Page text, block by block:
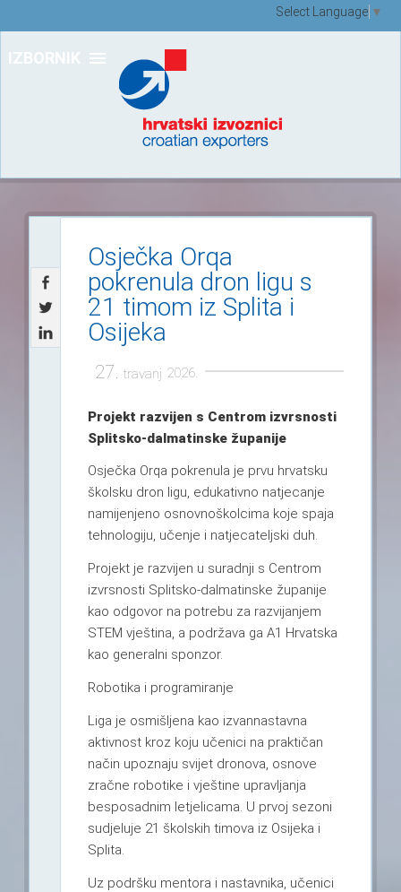
IZBORNIK
Select Language ▼
Osječka Orqa
pokrenula dron ligu s
21 timom iz Splita i
Osijeka
27. travanj 2026.
Projekt razvijen s Centrom izvrsnosti
Splitsko-dalmatinske županije
Osječka Orqa pokrenula je prvu hrvatsku
školsku dron ligu, edukativno natjecanje
namijenjeno osnovnoškolcima koje spaja
tehnologiju, učenje i natjecateljski duh.
Projekt je razvijen u suradnji s Centrom
izvrsnosti Splitsko-dalmatinske županije
kao odgovor na potrebu za razvijanjem
STEM vještina, a podržava ga A1 Hrvatska
kao generalni sponzor.
Robotika i programiranje
Liga je osmišljena kao izvannastavna
aktivnost kroz koju učenici na praktičan
način upoznaju svijet dronova, osnove
zračne robotike i vještine upravljanja
besposadnim letjelicama. U prvoj sezoni
sudjeluje 21 školskih timova iz Osijeka i
Splita.
Uz podršku mentora i nastavnika, učenici